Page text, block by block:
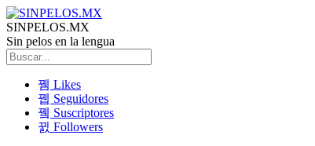
SINPELOS.MX
Sin pelos en la lengua
Likes
Seguidores
Suscriptores
Followers